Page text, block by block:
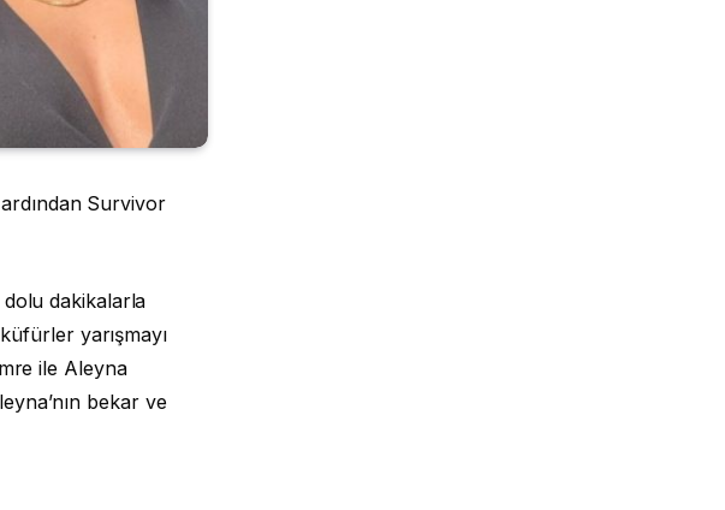
ardından Survivor
dolu dakikalarla
yarışmayı
ile Aleyna
bekar ve